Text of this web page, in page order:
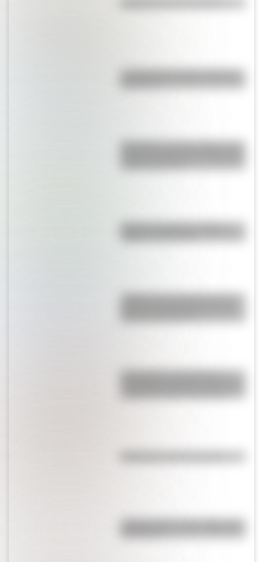
Efemérides del 6 de agosto: tres
Bandera de Bolivia: historia,
¿Sabías que Argentina tuvo la
alta de Sudamérica?
17 de agosto: actividades y
¿Sabías cómo fue la infancia de